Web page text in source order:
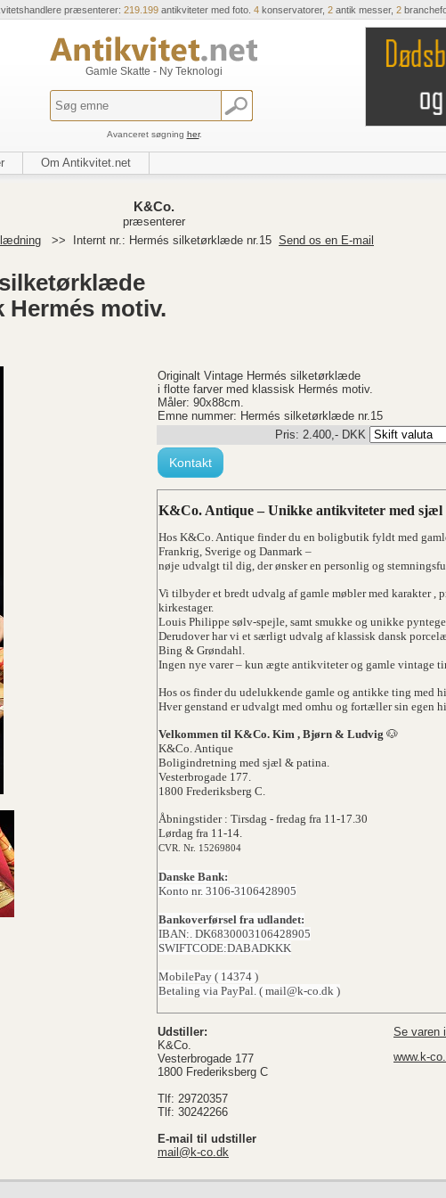
præsenterer: 219.199antikviteter med foto. 4konservatorer, 2antik messer, 2
Gamle Skatte - Ny Teknologi
Avanceret søgning her.
Om Antikvitet.net
K&Co.
præsenterer
>> Internt nr.: Hermés silketørklæde nr.15 Send os en E-mail
motiv.
Originalt Vintage Hermés silketørklæde
i flotte farver med klassisk Hermés motiv.
Måler: 90x88cm.
Emne nummer: Hermés silketørklæde nr.15
Pris: 2.400,- DKK
Kontakt
K&Co. Antique – Unikke antikviteter med sjæl
Hos K&Co. Antique finder du en boligbutik fyldt med
Frankrig, Sverige og Danmark –
nøje udvalgt til dig, der ønsker en personlig og
Vi tilbyder et bredt udvalg af gamle møbler med karakter ,
kirkestager.
Louis Philippe sølv-spejle, samt smukke og unikke
Derudover har vi et særligt udvalg af klassisk dansk
Bing & Grøndahl.
Ingen nye varer – kun ægte antikviteter og gamle vintage
Hos os finder du udelukkende gamle og antikke ting med
Hver genstand er udvalgt med omhu og fortæller sin egen
Velkommen til K&Co. Kim , Bjørn & Ludvig 🐶
K&Co. Antique
Boligindretning med sjæl & patina.
Vesterbrogade 177.
1800 Frederiksberg C.
Åbningstider : Tirsdag - fredag fra 11-17.30
Lørdag fra 11-14.
CVR. Nr. 15269804
Danske Bank:
Konto nr. 3106-3106428905
Bankoverførsel fra udlandet:
IBAN:. DK6830003106428905
SWIFTCODE:DABADKKK
MobilePay ( 14374 )
Betaling via PayPal. ( mail@k-co.dk )
Udstiller:
K&Co.
Vesterbrogade 177
1800 Frederiksberg C
Tlf: 29720357
Tlf: 30242266
E-mail til udstiller
mail@k-co.dk
Se varen
www.k-